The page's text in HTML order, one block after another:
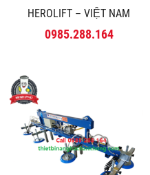
HEROLIFT – VIỆT NAM
0985.288.164